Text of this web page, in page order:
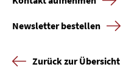
Newsletter bestellen
Zurück zur Übersicht